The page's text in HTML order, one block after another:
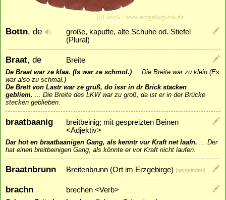
Bottn, de
große, kaputte, alte Schuhe od. Stiefel
(Plural)
Braat, de Breite
De Braat war ze klaa. (Is war ze schmol.) ... Die Breite war zu klein (Es
war also zu schmal.)
De Brett von Lastr war ze gruß, do issr in dr Brick stacken
gebliem. ... Die Breite des LKW war zu groß, da ist er in der Brücke
stecken geblieben.
braatbaanig
breitbeinig; mit gespreizten Beinen
<Adjektiv>
Dar hot en braatbaanigen Gang, als kenntr vur Kraft net laafn. ... Der
hat einen breitbeinigen Gang, als könnte er vor Kraft nicht laufen.
Braatnbrunn Breitenbrunn (Ort im Erzgebirge) [gemeinden]
brachn brechen <Verb>